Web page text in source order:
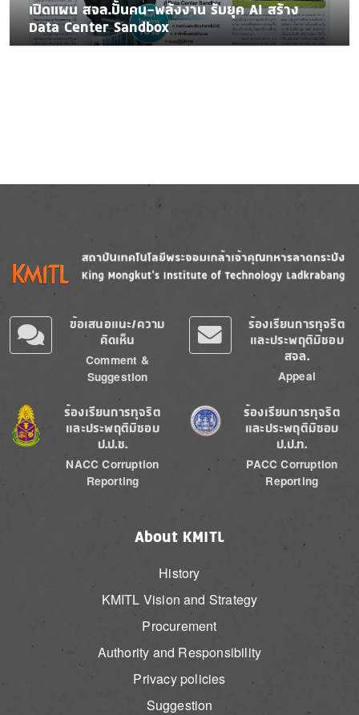
เปิดแผน สจล.ปั้นคน-พลังงาน รับยุค AI สร้าง
Data Center Sandbox
Image
ข้อเสนอแนะ/ความ
คิดเห็น
Comment &
Suggestion
ร้องเรียนการทุจริต
และประพฤติมิชอบ
สจล.
Appeal
Image
ร้องเรียนการทุจริต
และประพฤติมิชอบ
ป.ป.ช.
NACC Corruption
Reporting
Image
ร้องเรียนการทุจริต
และประพฤติมิชอบ
ป.ป.ท.
PACC Corruption
Reporting
About KMITL
History
KMITL Vision and Strategy
Procurement
Authority and Responsibility
Privacy policies
Suggestion